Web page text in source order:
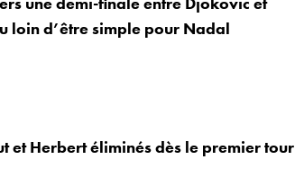
loin d’être simple pour Nadal
et Herbert éliminés dès le premier tour